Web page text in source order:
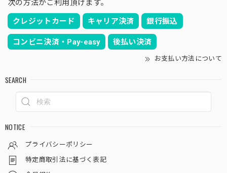
また購入させて頂きました♪ 写真で見たよりも思った以上
に表皮がゴツゴツしていて野生味のあるオベサでめちゃくち
ゃ気に入りました！ また似たような株があれば即買わせて
頂きます！ また5月での大阪のイベントも楽しみにしており
ます♪
売してまいりますので、その都度お願い致しま
木質化 マウンテン オベサ / ユーフォルビア
2026/03/08
次の方法がご利用頂けます。
クレジットカード キャリア決済 銀行振込
コンビニ決済・Pay-easy 後払い決済
お支払い方法について
SEARCH
NOTICE
プライバシーポリシー
特定商取引法に基づく表記